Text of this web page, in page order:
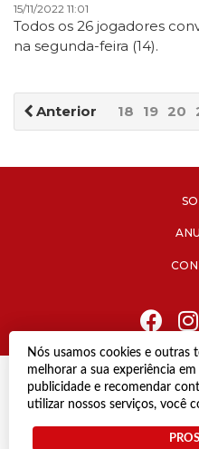
Nós usamos cookies e outras
melhorar a sua experiência
publicidade e recomendar
utilizar nossos serviços, você
15/11/2022 11:01
Todos os 26 jogadores
na segunda-feira (14).
Anterior 18 19 20
© Copyright
Todos os
Termos e Políticas